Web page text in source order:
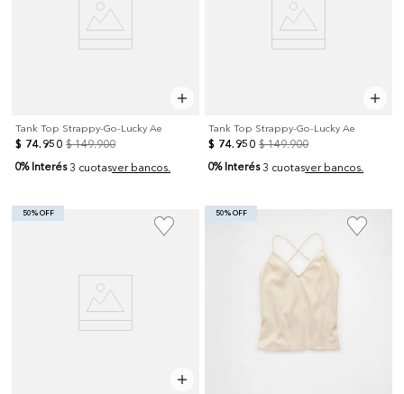
Tank Top Strappy-Go-Lucky Ae
$ 74. 950 $ 149.900
0% Interés 3 cuotasver bancos.
Tank Top Strappy-Go-Lucky Ae
$ 74. 950 $ 149.900
0% Interés 3 cuotasver bancos.
50% OFF 50% OFF